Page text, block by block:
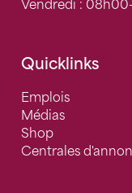
Vendredi :
Quicklinks
Emplois
Médias
Shop
Centrales